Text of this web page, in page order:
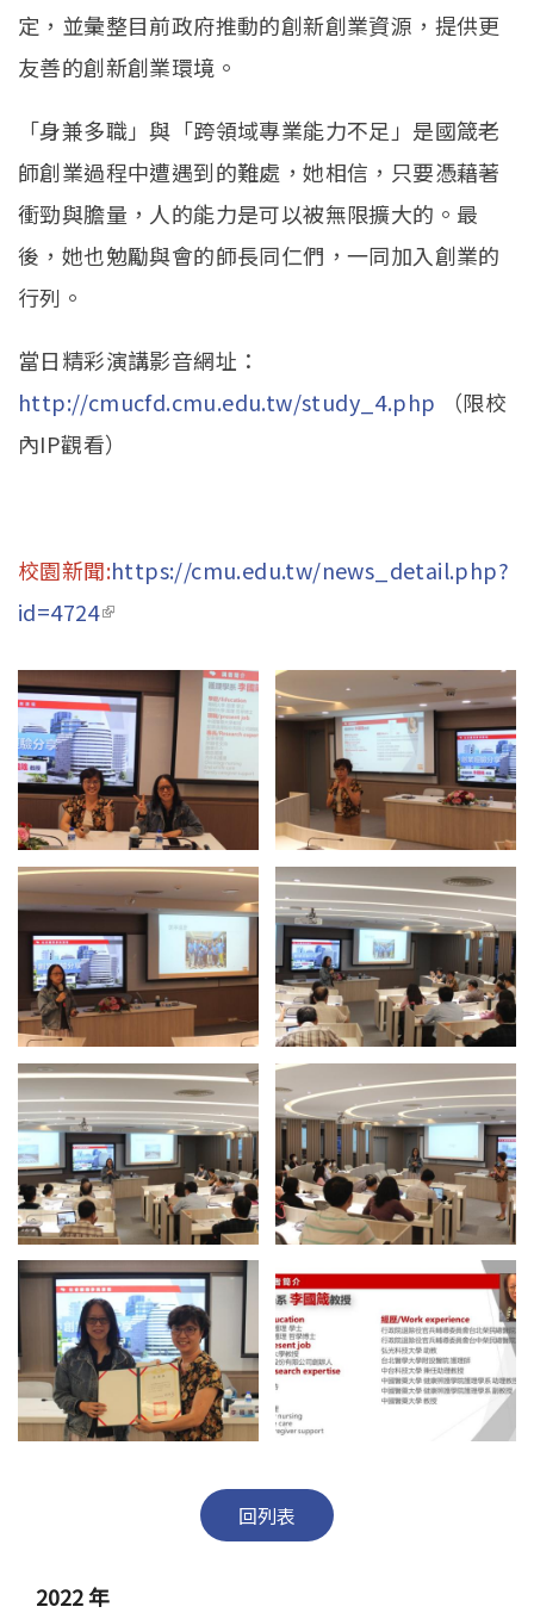
定，並彙整目前政府推動的創新創業資源，提供更
友善的創新創業環境。
「身兼多職」與「跨領域專業能力不足」是國箴老
師創業過程中遭遇到的難處，她相信，只要憑藉著
衝勁與膽量，人的能力是可以被無限擴大的。最
後，她也勉勵與會的師長同仁們，一同加入創業的
行列。
當日精彩演講影音網址：
http://cmucfd.cmu.edu.tw/study_4.php （限校
內IP觀看）
校園新聞:https://cmu.edu.tw/news_detail.php?
id=4724(link is external)
回列表
2022 年